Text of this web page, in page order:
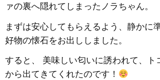
ァの裏へ隠れてしまったノラちゃん。
まずは安心してもらえるよう、静かに
好物の懐石をお出ししました。
すると、 美味しい匂いに誘われて、ト
から出てきてくれたのです！